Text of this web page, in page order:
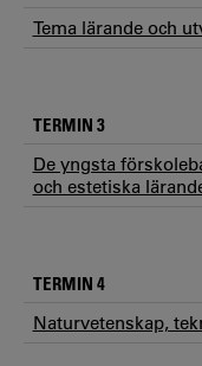
Tema lärande och
TERMIN 3
De yngsta
och estetiska
TERMIN 4
Naturvetenskap,